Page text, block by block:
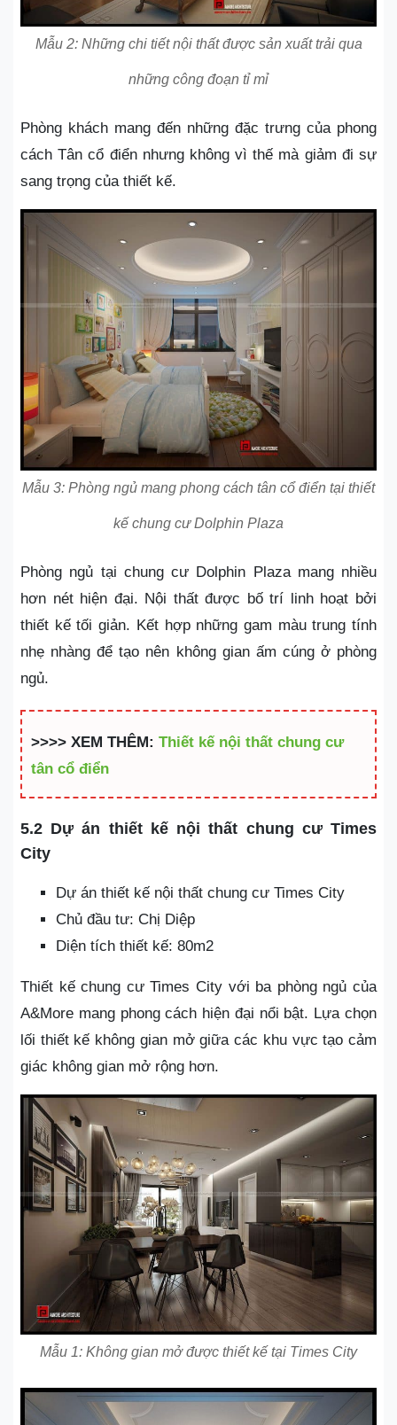
Mẫu 2: Những chi tiết nội thất được sản xuất trải qua
những công đoạn tỉ mỉ
Phòng khách mang đến những đặc trưng của phong
cách Tân cổ điển nhưng không vì thế mà giảm đi sự
sang trọng của thiết kế.
Mẫu 3: Phòng ngủ mang phong cách tân cổ điển tại thiết
kế chung cư Dolphin Plaza
Phòng ngủ tại chung cư Dolphin Plaza mang nhiều
hơn nét hiện đại. Nội thất được bố trí linh hoạt bởi
thiết kế tối giản. Kết hợp những gam màu trung tính
nhẹ nhàng để tạo nên không gian ấm cúng ở phòng
ngủ.
>>>> XEM THÊM: Thiết kế nội thất chung cư
tân cổ điển
5.2 Dự án thiết kế nội thất chung cư Times
City
Dự án thiết kế nội thất chung cư Times City
Chủ đầu tư: Chị Diệp
Diện tích thiết kế: 80m2
Thiết kế chung cư Times City với ba phòng ngủ của
A&More mang phong cách hiện đại nổi bật. Lựa chọn
lối thiết kế không gian mở giữa các khu vực tạo cảm
giác không gian mở rộng hơn.
Mẫu 1: Không gian mở được thiết kế tại Times City